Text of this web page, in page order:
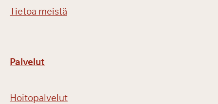
Tietoa meistä
Palvelut
Hoitopalvelut